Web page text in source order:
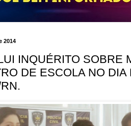
2014
INQUÉRITO SOBRE
DE ESCOLA NO DIA